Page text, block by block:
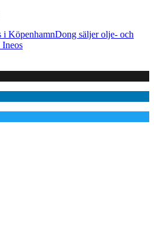
i KöpenhamnDong säljer olje- och
Ineos